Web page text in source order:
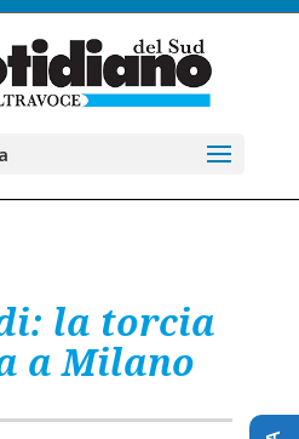
la torcia
a Milano